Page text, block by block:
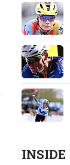
INSIDE